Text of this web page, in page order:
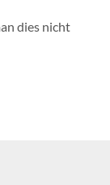
dies nicht